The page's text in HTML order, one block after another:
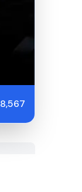
8,567